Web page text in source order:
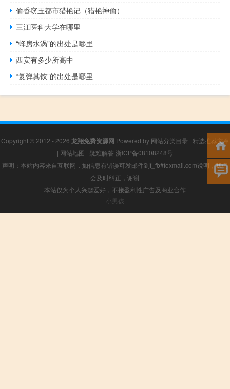
偷香窃玉都市猎艳记（猎艳神偷）
三江医科大学在哪里
“蜂房水涡”的出处是哪里
西安有多少所高中
“复弹其铗”的出处是哪里
Copyright © 2012 - 2026 龙翔免费资源网 Powered by 网站分类目录 | 精选推荐文章
| 网站地图 | 疑难解答 浙ICP备08108248号
声明：本站内容来自互联网，如信息有错误可发邮件到f_fb#foxmail.com说明，我们
会及时纠正，谢谢
本站仅为个人兴趣爱好，不接盈利性广告及商业合作
小男孩